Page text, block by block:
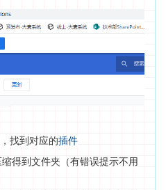
找到对应的插件
得到文件夹（有错误提示不用